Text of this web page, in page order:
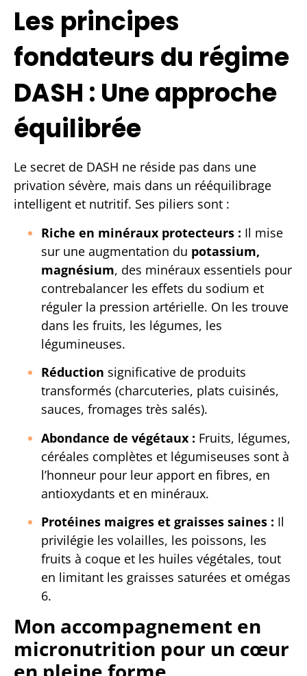
Les principes
fondateurs du régime
DASH : Une approche
équilibrée
Le secret de DASH ne réside pas dans une
privation sévère, mais dans un rééquilibrage
intelligent et nutritif. Ses piliers sont :
Riche en minéraux protecteurs : Il mise
sur une augmentation du potassium,
magnésium, des minéraux essentiels pour
contrebalancer les effets du sodium et
réguler la pression artérielle. On les trouve
dans les fruits, les légumes, les
légumineuses.
Réduction significative de produits
transformés (charcuteries, plats cuisinés,
sauces, fromages très salés).
Abondance de végétaux : Fruits, légumes,
céréales complètes et légumiseuses sont à
l’honneur pour leur apport en fibres, en
antioxydants et en minéraux.
Protéines maigres et graisses saines : Il
privilégie les volailles, les poissons, les
fruits à coque et les huiles végétales, tout
en limitant les graisses saturées et omégas
6.
Mon accompagnement en
micronutrition pour un cœur